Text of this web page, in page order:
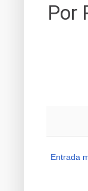
Por
Entrada